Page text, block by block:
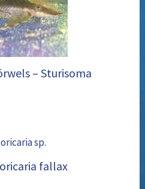
– Sturisoma
fallax